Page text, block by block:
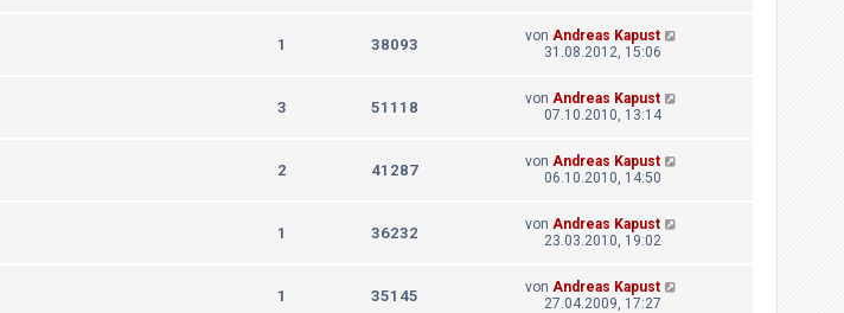
1 38093 vonAndreas Kapust
31.08.2012, 15:06
3 51118 vonAndreas Kapust
07.10.2010, 13:14
2 41287 vonAndreas Kapust
06.10.2010, 14:50
1 36232 vonAndreas Kapust
23.03.2010, 19:02
1 35145 vonAndreas Kapust
27.04.2009, 17:27